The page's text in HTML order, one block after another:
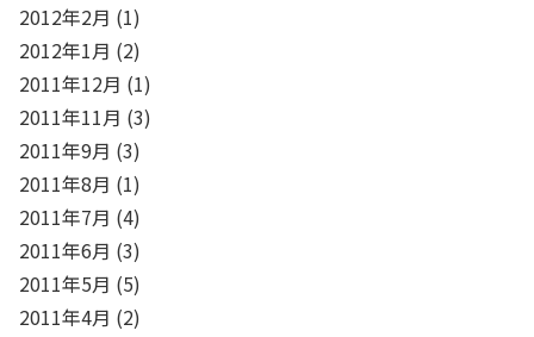
2012年2月 (1)
2012年1月 (2)
2011年12月 (1)
2011年11月 (3)
2011年9月 (3)
2011年8月 (1)
2011年7月 (4)
2011年6月 (3)
2011年5月 (5)
2011年4月 (2)